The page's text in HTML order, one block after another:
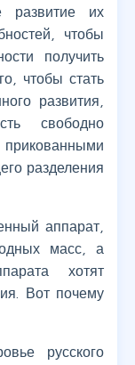
развитие их
чтобы
получить
чтобы стать
развития,
свободно
разделения
аппарат,
масс, а
хотят
Вот почему
русского